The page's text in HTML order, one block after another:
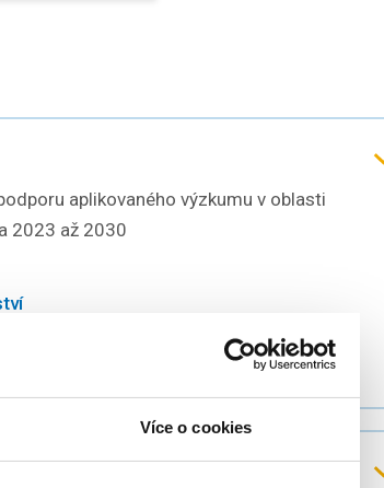
Více o cookies
aplikovaného výzkumu v oblasti
2023 až 2030
spolupráci